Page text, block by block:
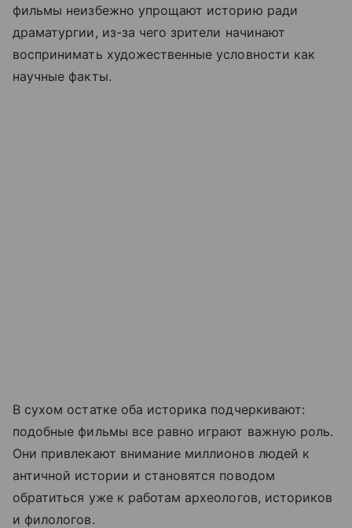
фильмы неизбежно упрощают историю ради
драматургии, из-за чего зрители начинают
воспринимать художественные условности как
научные факты.
В сухом остатке оба историка подчеркивают:
подобные фильмы все равно играют важную роль.
Они привлекают внимание миллионов людей к
античной истории и становятся поводом
обратиться уже к работам археологов, историков
и филологов.